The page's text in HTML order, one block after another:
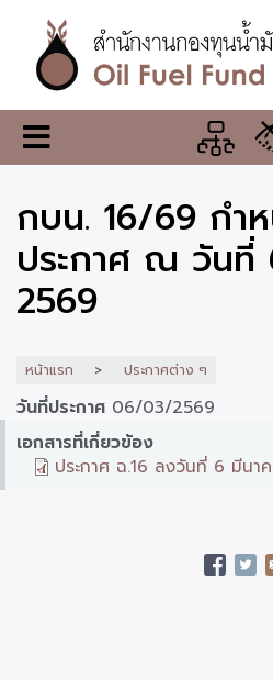
เนื้อหา
หลักสำนักงาน
กองทุน
น้ำมัน
เชื้อ
เพลิง
เ
แ
ผล
กบน. 16/69 กำ
ประกาศ ณ วันที่
2569
หน้าแรก ประกาศต่าง ๆ
วันที่ประกาศ 06/03/2569
เอกสารที่เกี่ยวข้อง
ประกาศ ฉ.16 ลงวันที่ 6 มีน